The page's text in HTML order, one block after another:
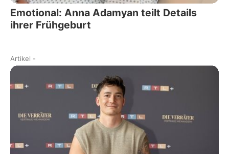
Emotional: Anna Adamyan teilt Details
ihrer Frühgeburt
Artikel -